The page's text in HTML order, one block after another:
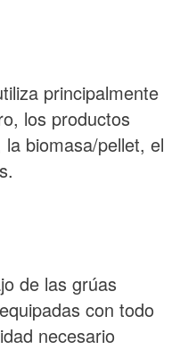
principalmente
los productos
biomasa/pellet, el
de las grúas
con todo
necesario